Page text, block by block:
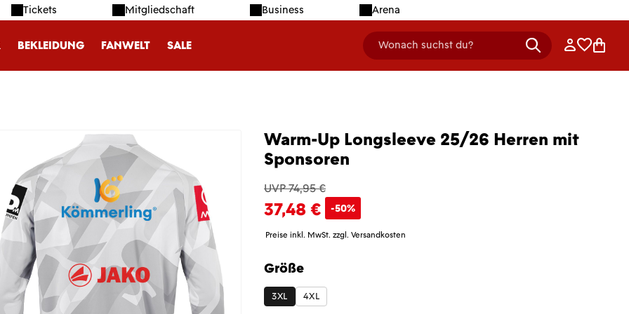
Tickets Mitgliedschaft Business Arena
BEKLEIDUNG FANWELT SALE Wonach suchst du?
header.searchDescription Anmelden
Warm-Up Longsleeve 25/26 Herren mit
Sponsoren
UVP 74,95 €
37,48 € -50%
Preise inkl. MwSt. zzgl. Versandkosten
Größe
auswählen
3XL 4XL